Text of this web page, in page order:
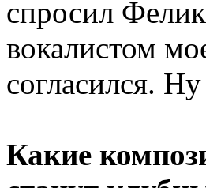
спросил
вокалистом
согласился.
Какие